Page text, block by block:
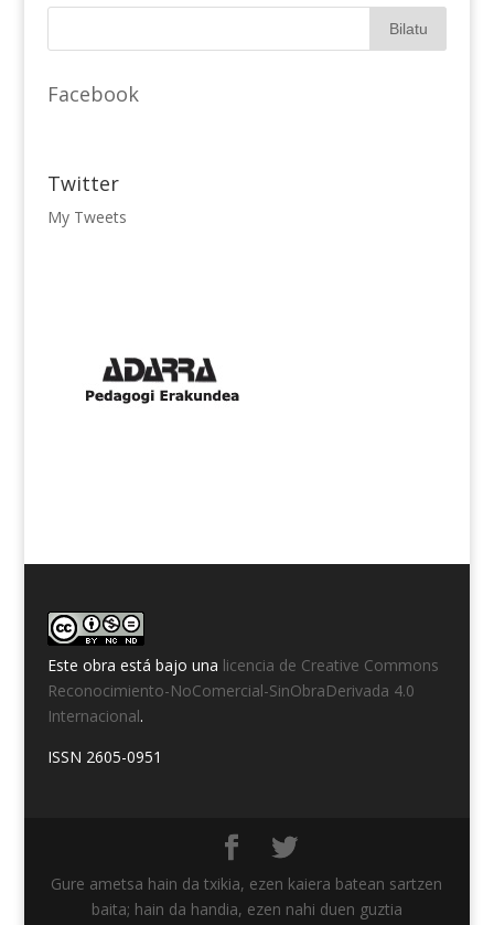
Facebook
Twitter
My Tweets
Este obra está bajo una licencia de Creative Commons
Reconocimiento-NoComercial-SinObraDerivada 4.0
Internacional.
ISSN 2605-0951
Gure ametsa hain da txikia, ezen kaiera batean sartzen
baita; hain da handia, ezen nahi duen guztia